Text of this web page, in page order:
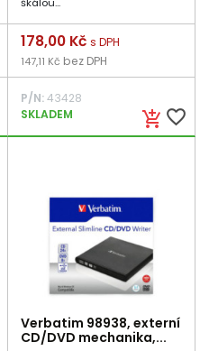
škálou...
add_shopping_cart favorite_border
Cena
178,00 Kč s DPH
147,11 Kč bez DPH
P/N:43428
SKLADEM
Verbatim 98938, externí
CD/DVD mechanika,...